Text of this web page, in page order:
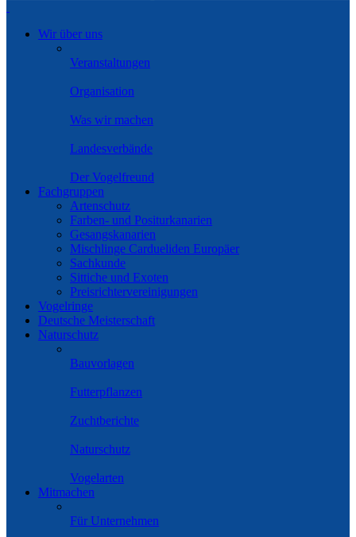
Wir über uns
Veranstaltungen
Organisation
Was wir machen
Landesverbände
Der Vogelfreund
Fachgruppen
Artenschutz
Farben- und Positurkanarien
Gesangskanarien
Mischlinge Cardueliden Europäer
Sachkunde
Sittiche und Exoten
Preisrichtervereinigungen
Vogelringe
Deutsche Meisterschaft
Naturschutz
Bauvorlagen
Futterpflanzen
Zuchtberichte
Naturschutz
Vogelarten
Mitmachen
Für Unternehmen